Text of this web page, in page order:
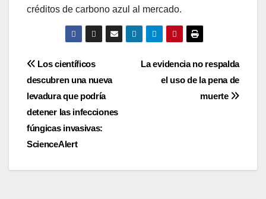
créditos de carbono azul al mercado.
Post
navigation
La evidencia no respalda
el uso de la pena de
muerte
Los científicos
descubren una nueva
levadura que podría
detener las infecciones
fúngicas invasivas:
ScienceAlert